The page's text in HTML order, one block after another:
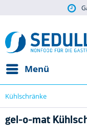
Menü
Kühlschränke
gel-o-mat